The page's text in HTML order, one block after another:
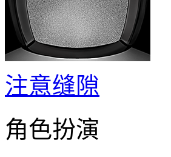
注意缝隙
角色扮演